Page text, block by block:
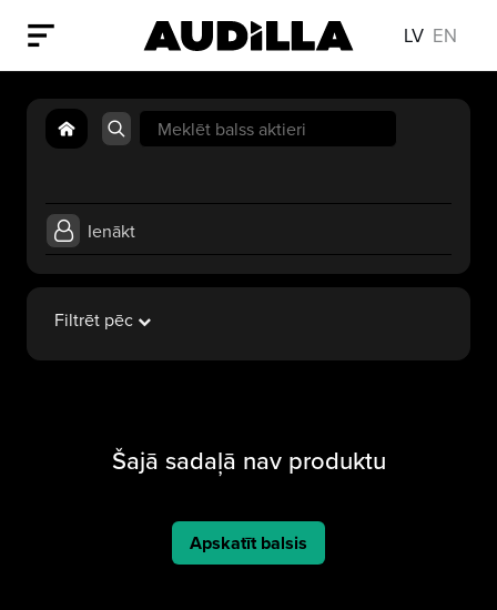
LV EN
Search
for:
Ienākt
Filtrēt pēc
Šajā sadaļā nav produktu
Apskatīt balsis